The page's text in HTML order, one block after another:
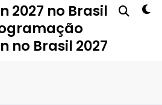
2027 no Brasil
no Brasil 2027